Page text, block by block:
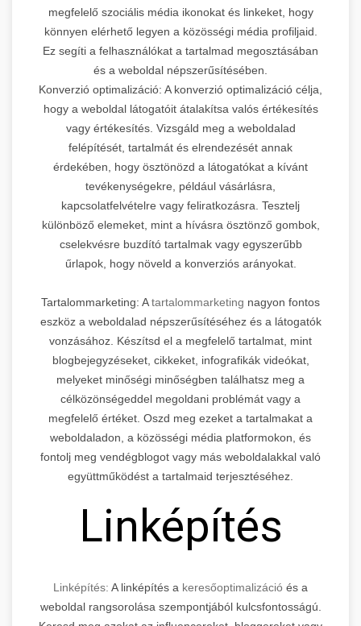
megfelelő szociális média ikonokat és linkeket, hogy
könnyen elérhető legyen a közösségi média profiljaid.
Ez segíti a felhasználókat a tartalmad megosztásában
és a weboldal népszerűsítésében.
Konverzió optimalizáció: A konverzió optimalizáció célja,
hogy a weboldal látogatóit átalakítsa valós értékesítés
vagy értékesítés. Vizsgáld meg a weboldalad
felépítését, tartalmát és elrendezését annak
érdekében, hogy ösztönözd a látogatókat a kívánt
tevékenységekre, például vásárlásra,
kapcsolatfelvételre vagy feliratkozásra. Tesztelj
különböző elemeket, mint a hívásra ösztönző gombok,
cselekvésre buzdító tartalmak vagy egyszerűbb
űrlapok, hogy növeld a konverziós arányokat.
Tartalommarketing: Atartalommarketing nagyon fontos
eszköz a weboldalad népszerűsítéséhez és a látogatók
vonzásához. Készítsd el a megfelelő tartalmat, mint
blogbejegyzéseket, cikkeket, infografikák videókat,
melyeket minőségi minőségben találhatsz meg a
célközönségeddel megoldani problémát vagy a
megfelelő értéket. Oszd meg ezeket a tartalmakat a
weboldaladon, a közösségi média platformokon, és
fontolj meg vendégblogot vagy más weboldalakkal való
együttműködést a tartalmaid terjesztéséhez.
Linképítés
Linképítés: A linképítés a keresőoptimalizáció és a
weboldal rangsorolása szempontjából kulcsfontosságú.